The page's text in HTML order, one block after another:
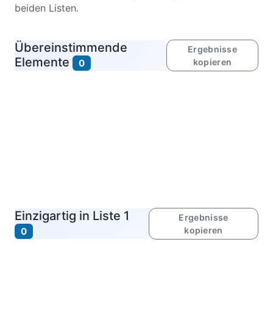
beiden Listen.
Übereinstimmende
Elemente
0
Ergebnisse
kopieren
Einzigartig in Liste 1
0
Ergebnisse
kopieren